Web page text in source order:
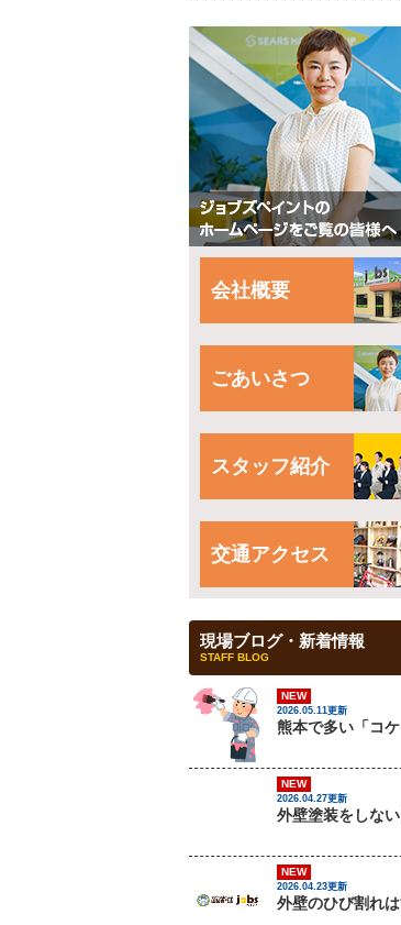
会社概要
ごあいさつ
スタッフ紹介
交通アクセス
現場ブログ・新着情報
STAFF BLOG
NEW
2026.05.11更新
NEW
2026.04.27更新
NEW
2026.04.23更新